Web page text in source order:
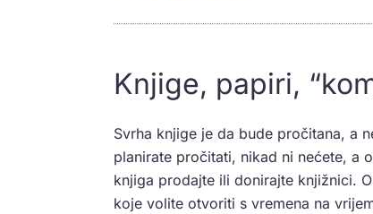
Knjige, papiri,
Svrha knjige je da bude pročitana, a
planirate pročitati, nikad ni nećete, a
knjiga prodajte ili donirajte knjižnici.
koje volite otvoriti s vremena na